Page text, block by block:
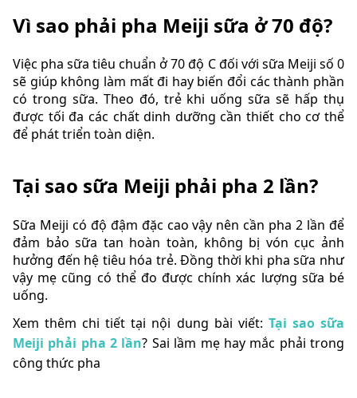
Vì sao phải pha Meiji sữa ở 70 độ?
Việc pha sữa tiêu chuẩn ở 70 độ C đối với sữa Meiji số 0
sẽ giúp không làm mất đi hay biến đổi các thành phần
có trong sữa. Theo đó, trẻ khi uống sữa sẽ hấp thụ
được tối đa các chất dinh dưỡng cần thiết cho cơ thể
để phát triển toàn diện.
Tại sao sữa Meiji phải pha 2 lần?
Sữa Meiji có độ đậm đặc cao vậy nên cần pha 2 lần để
đảm bảo sữa tan hoàn toàn, không bị vón cục ảnh
hưởng đến hệ tiêu hóa trẻ. Đồng thời khi pha sữa như
vậy mẹ cũng có thể đo được chính xác lượng sữa bé
uống.
Xem thêm chi tiết tại nội dung bài viết: Tại sao sữa
Meiji phải pha 2 lần? Sai lầm mẹ hay mắc phải trong
công thức pha